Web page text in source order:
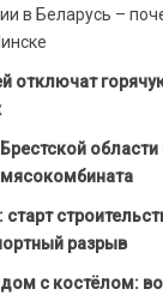
в Беларусь –
отключат
старт
разрыв
с костёлом: